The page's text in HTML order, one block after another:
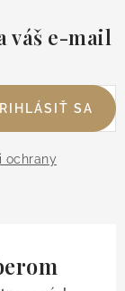
váš e-mail
ochrany
SA